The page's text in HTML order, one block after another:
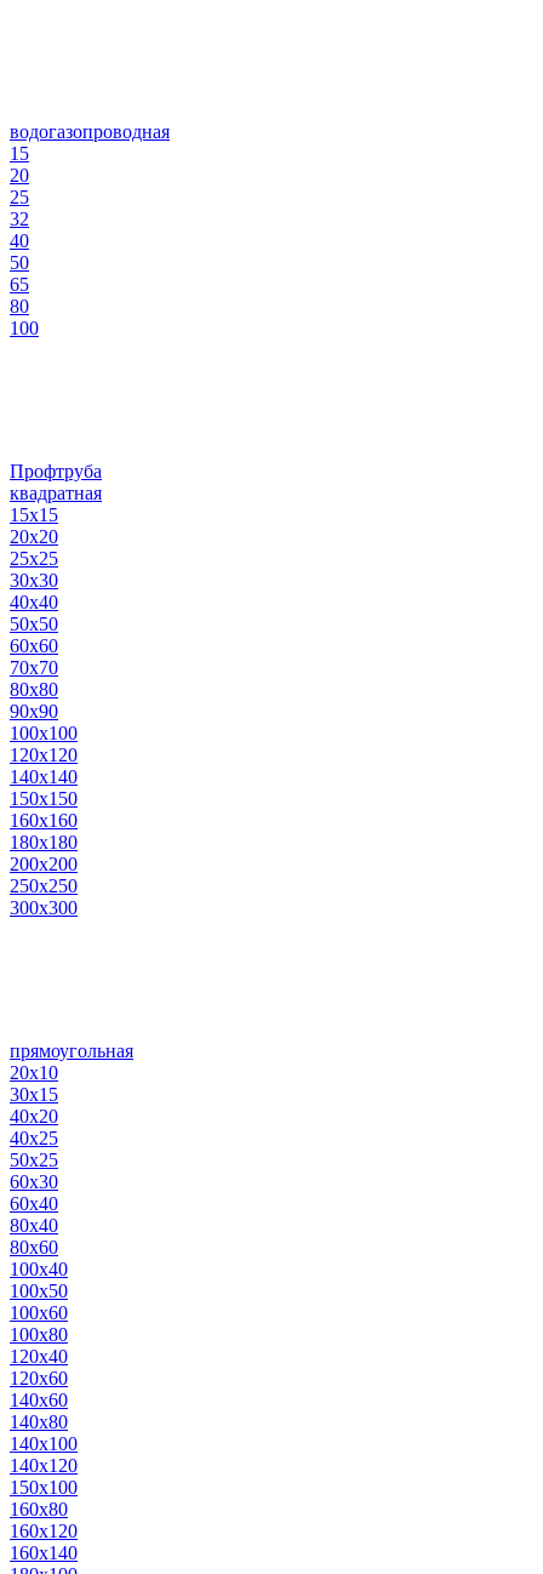
водогазопроводная
15
20
25
32
40
50
65
80
100
Профтруба
квадратная
15х15
20х20
25х25
30х30
40х40
50х50
60х60
70х70
80х80
90х90
100х100
120х120
140х140
150х150
160х160
180х180
200х200
250х250
300х300
прямоугольная
20х10
30х15
40х20
40х25
50х25
60х30
60х40
80х40
80х60
100х40
100х50
100х60
100х80
120х40
120х60
140х60
140х80
140х100
140х120
150х100
160х80
160х120
160х140